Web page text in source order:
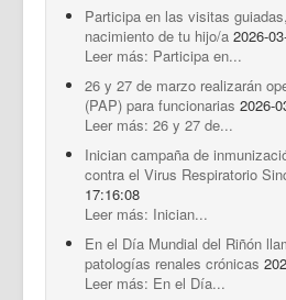
Participa en las visitas
nacimiento de tu hijo/a 2026-
Leer más: Participa en...
26 y 27 de marzo realizarán
(PAP) para funcionarias 2026-
Leer más: 26 y 27 de...
Inician campaña de
contra el Virus Respiratorio
17:16:08
Leer más: Inician...
En el Día Mundial del Riñón
patologías renales crónicas
Leer más: En el Día...